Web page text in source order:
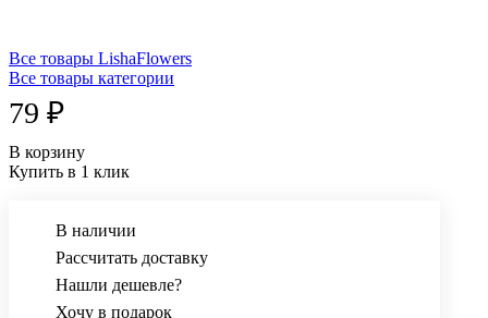
Все товары LishaFlowers
Все товары категории
79 ₽
В корзину
Купить в 1 клик
В наличии
Рассчитать доставку
Нашли дешевле?
Хочу в подарок